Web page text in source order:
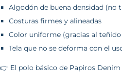
Algodón de buena densidad (no
Costuras firmes y alineadas
Color uniforme (gracias al
Tela que no se deforma con el
👉 El polo básico de Papiros